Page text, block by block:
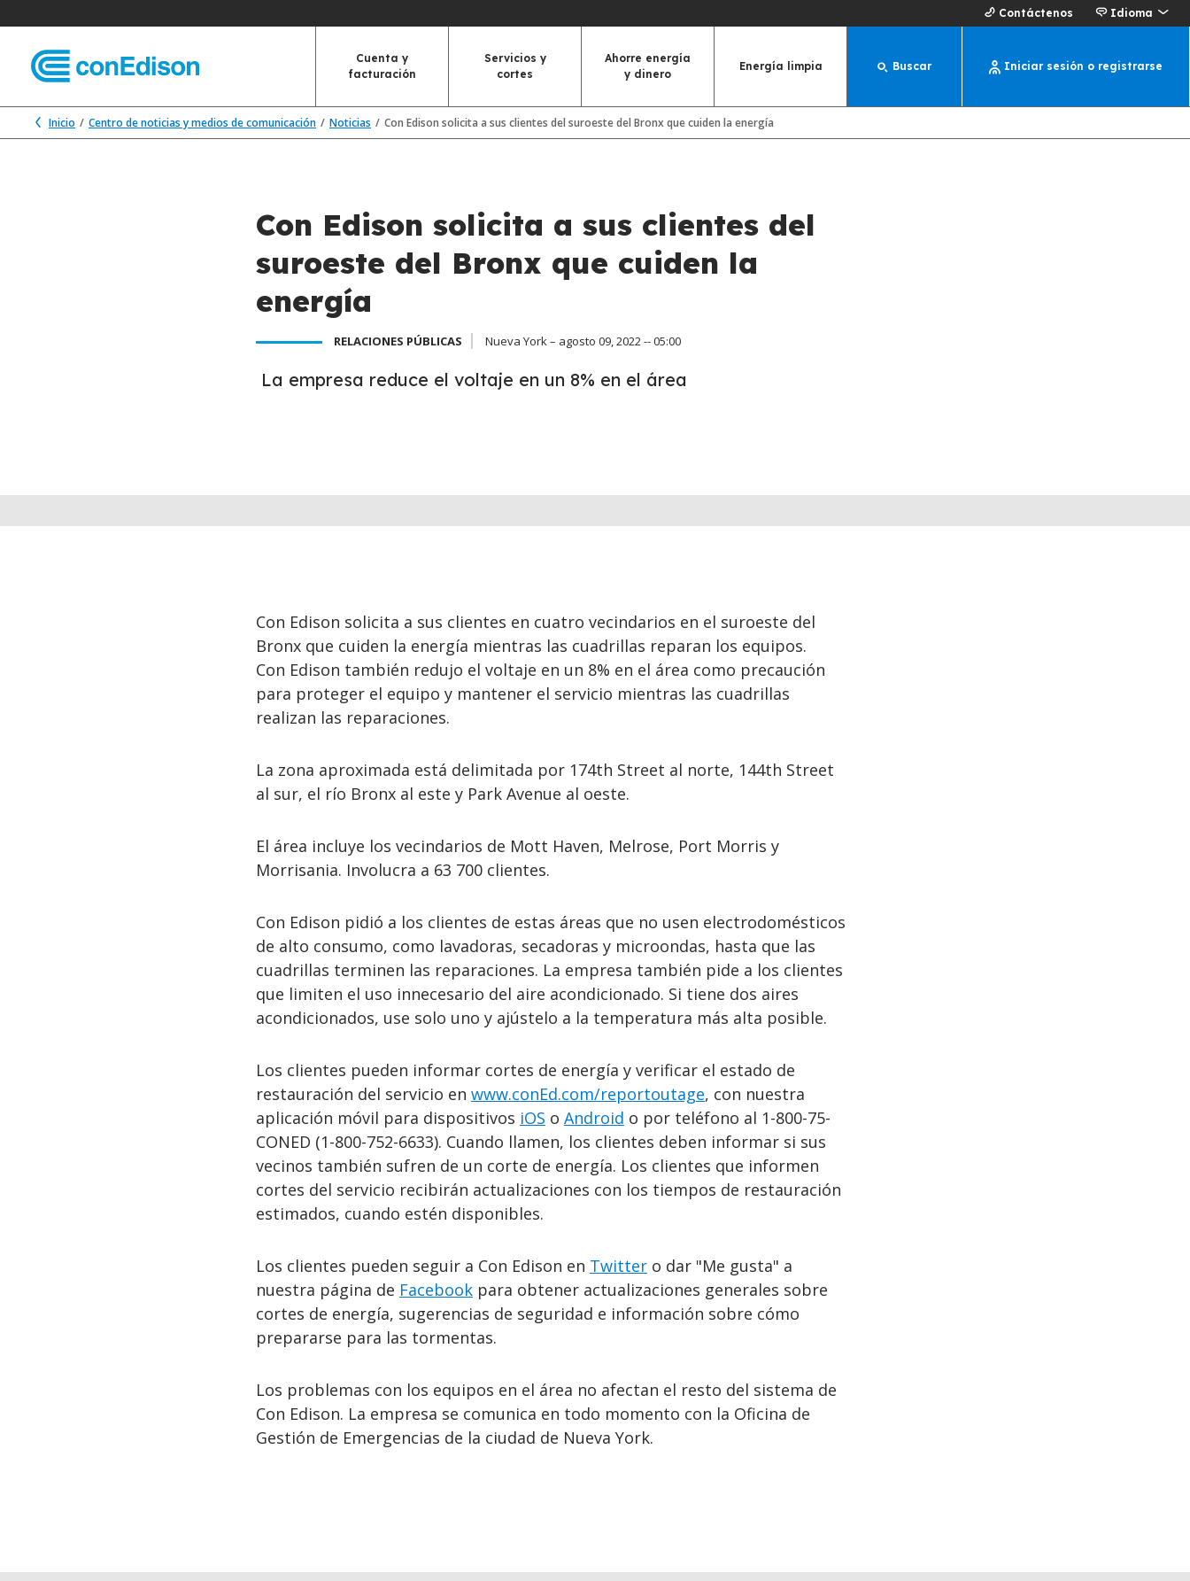
Contáctenos Idioma
Cuenta y
facturación
Servicios y
cortes
Ahorre energía
y dinero
Energía limpia Buscar Iniciar sesión o registrarse
Inicio Centro de noticias y medios de comunicación Noticias Con Edison solicita a sus clientes del suroeste del Bronx que cuiden la energía
Con Edison solicita a sus clientes del
suroeste del Bronx que cuiden la
energía
RELACIONES PÚBLICAS Nueva York – agosto 09, 2022 -- 05:00
La empresa reduce el voltaje en un 8% en el área
Con Edison solicita a sus clientes en cuatro vecindarios en el suroeste del
Bronx que cuiden la energía mientras las cuadrillas reparan los equipos.
Con Edison también redujo el voltaje en un 8% en el área como precaución
para proteger el equipo y mantener el servicio mientras las cuadrillas
realizan las reparaciones.
La zona aproximada está delimitada por 174th Street al norte, 144th Street
al sur, el río Bronx al este y Park Avenue al oeste.
El área incluye los vecindarios de Mott Haven, Melrose, Port Morris y
Morrisania. Involucra a 63 700 clientes.
Con Edison pidió a los clientes de estas áreas que no usen electrodomésticos
de alto consumo, como lavadoras, secadoras y microondas, hasta que las
cuadrillas terminen las reparaciones. La empresa también pide a los clientes
que limiten el uso innecesario del aire acondicionado. Si tiene dos aires
acondicionados, use solo uno y ajústelo a la temperatura más alta posible.
Los clientes pueden informar cortes de energía y verificar el estado de
restauración del servicio en www.conEd.com/reportoutage, con nuestra
aplicación móvil para dispositivos iOS o Android o por teléfono al 1-800-75-
CONED (1-800-752-6633). Cuando llamen, los clientes deben informar si sus
vecinos también sufren de un corte de energía. Los clientes que informen
cortes del servicio recibirán actualizaciones con los tiempos de restauración
estimados, cuando estén disponibles.
Los clientes pueden seguir a Con Edison en Twittero dar "Me gusta" a
nuestra página de Facebookpara obtener actualizaciones generales sobre
cortes de energía, sugerencias de seguridad e información sobre cómo
prepararse para las tormentas.
Los problemas con los equipos en el área no afectan el resto del sistema de
Con Edison. La empresa se comunica en todo momento con la Oficina de
Gestión de Emergencias de la ciudad de Nueva York.